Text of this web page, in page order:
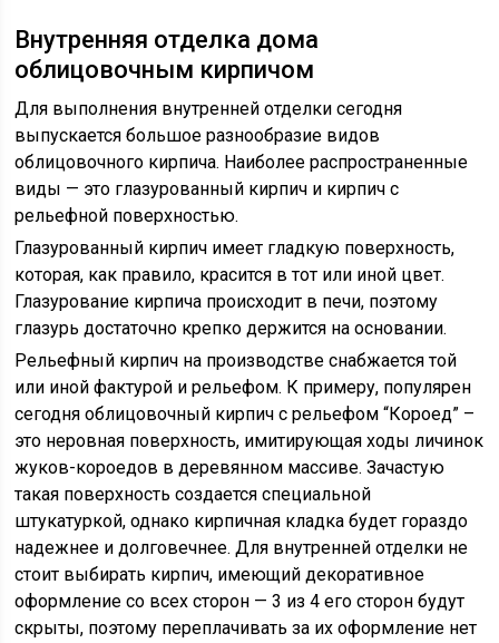
Внутренняя отделка дома
облицовочным кирпичом
Для выполнения внутренней отделки сегодня
выпускается большое разнообразие видов
облицовочного кирпича. Наиболее распространенные
виды — это глазурованный кирпич и кирпич с
рельефной поверхностью.
Глазурованный кирпич имеет гладкую поверхность,
которая, как правило, красится в тот или иной цвет.
Глазурование кирпича происходит в печи, поэтому
глазурь достаточно крепко держится на основании.
Рельефный кирпич на производстве снабжается той
или иной фактурой и рельефом. К примеру, популярен
сегодня облицовочный кирпич с рельефом “Короед” –
это неровная поверхность, имитирующая ходы личинок
жуков-короедов в деревянном массиве. Зачастую
такая поверхность создается специальной
штукатуркой, однако кирпичная кладка будет гораздо
надежнее и долговечнее. Для внутренней отделки не
стоит выбирать кирпич, имеющий декоративное
оформление со всех сторон — 3 из 4 его сторон будут
скрыты, поэтому переплачивать за их оформление нет